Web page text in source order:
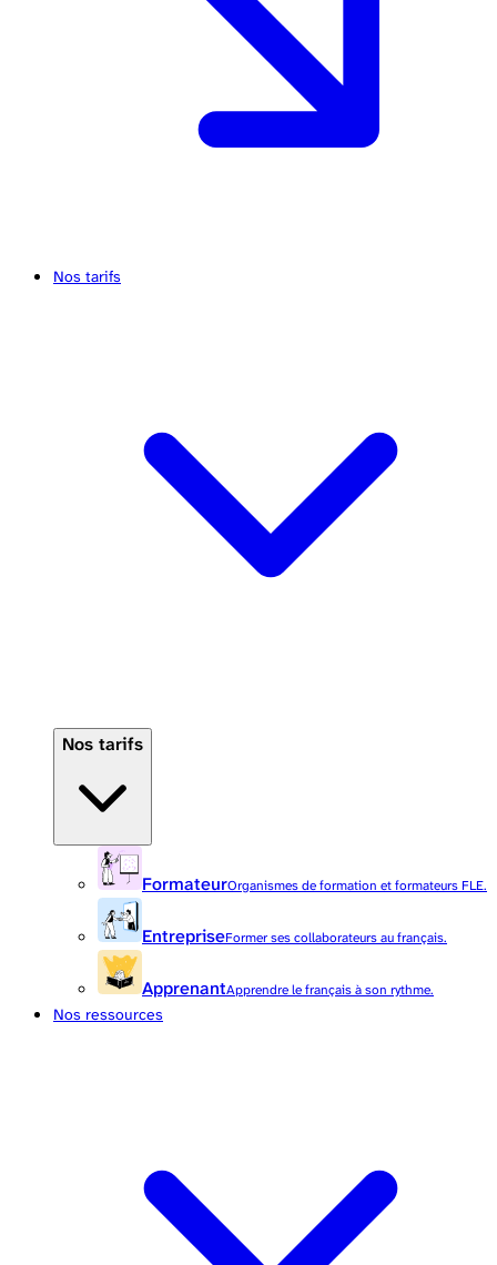
Nos tarifs
Nos tarifs
FormateurOrganismes de formation et formateurs FLE.
EntrepriseFormer ses collaborateurs au français.
ApprenantApprendre le français à son rythme.
Nos ressources